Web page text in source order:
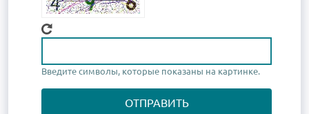
Какой код на картинке?
Введите символы, которые показаны на картинке.